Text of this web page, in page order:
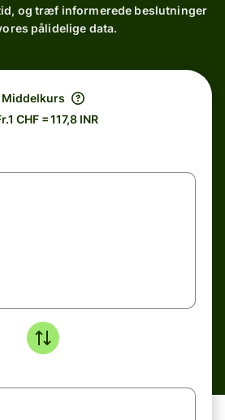
og træf informerede beslutninger
pålidelige data.
Middelkurs
CHF = 117,8 INR